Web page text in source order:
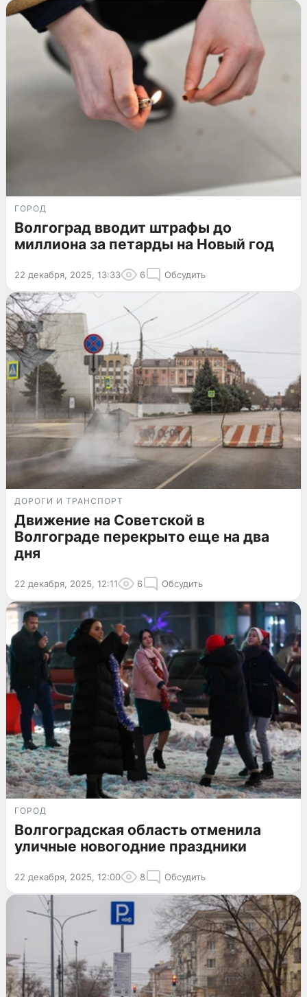
ГОРОД
Волгоград вводит штрафы до
миллиона за петарды на Новый год
22 декабря, 2025, 13:33 6 Обсудить
ДОРОГИ И ТРАНСПОРТ
Движение на Советской в
Волгограде перекрыто еще на два
дня
22 декабря, 2025, 12:11 6 Обсудить
ГОРОД
Волгоградская область отменила
уличные новогодние праздники
22 декабря, 2025, 12:00 8 Обсудить